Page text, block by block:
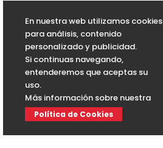
En nuestra web utilizamos cookies
para análisis, contenido
personalizado y publicidad.
Si continuas navegando,
entenderemos que aceptas su
uso.
Más información sobre nuestra
Política de Cookies